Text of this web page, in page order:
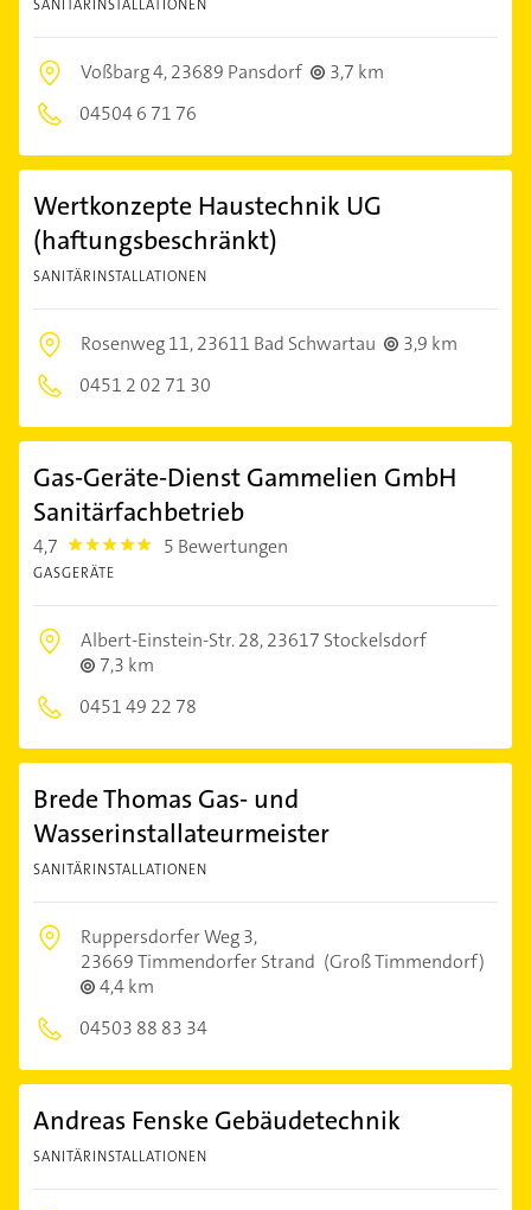
SANITÄRINSTALLATIONEN
Voßbarg 4,23689 Pansdorf
3,7 km
04504 6 71 76
Wertkonzepte Haustechnik UG
(haftungsbeschränkt)
SANITÄRINSTALLATIONEN
Rosenweg 11,23611 Bad Schwartau
3,9 km
0451 2 02 71 30
Gas-Geräte-Dienst Gammelien GmbH
Sanitärfachbetrieb
4,7 4.7000003 5 Bewertungen
GASGERÄTE
Albert-Einstein-Str. 28,23617 Stockelsdorf
7,3 km
0451 49 22 78
Brede Thomas Gas- und
Wasserinstallateurmeister
SANITÄRINSTALLATIONEN
Ruppersdorfer Weg 3,
23669 Timmendorfer Strand (Groß Timmendorf)
4,4 km
04503 88 83 34
Andreas Fenske Gebäudetechnik
SANITÄRINSTALLATIONEN